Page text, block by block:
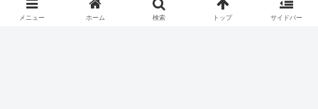
メニュー ホーム 検索 トップ サイドバー